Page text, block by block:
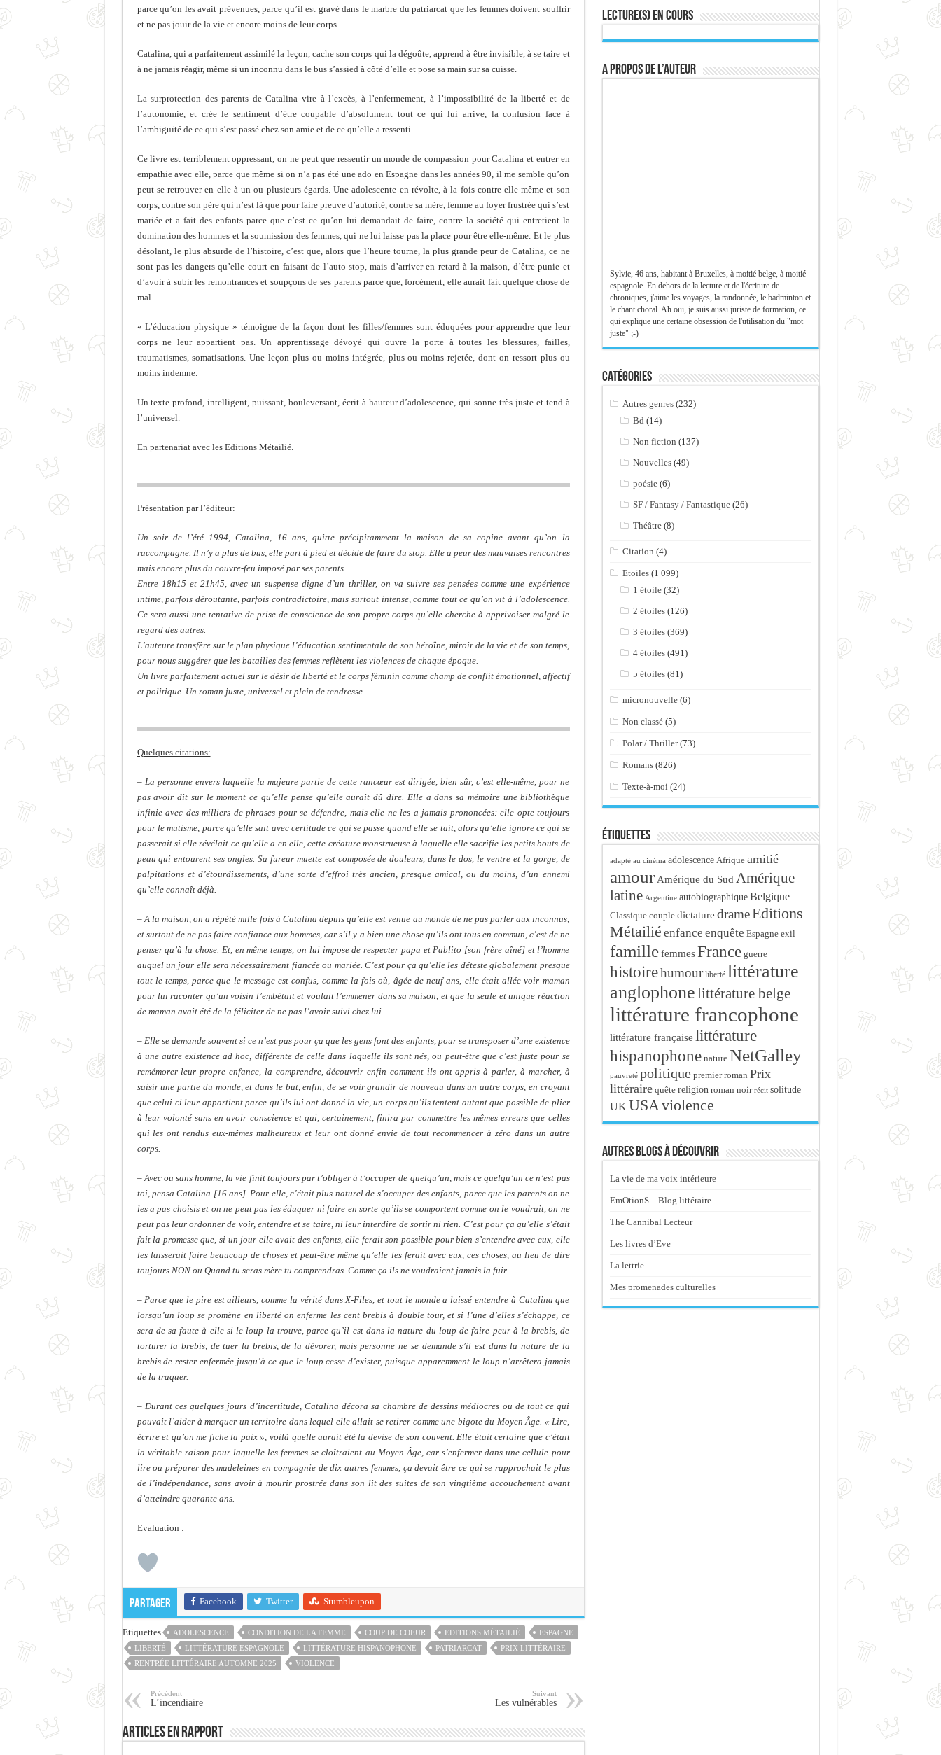
parce qu’on les avait prévenues, parce qu’il est gravé dans le marbre du patriarcat que les femmes doivent souffrir
et ne pas jouir de la vie et encore moins de leur corps.
Catalina, qui a parfaitement assimilé la leçon, cache son corps qui la dégoûte, apprend à être invisible, à se taire et
à ne jamais réagir, même si un inconnu dans le bus s’assied à côté d’elle et pose sa main sur sa cuisse.
La surprotection des parents de Catalina vire à l’excès, à l’enfermement, à l’impossibilité de la liberté et de
l’autonomie, et crée le sentiment d’être coupable d’absolument tout ce qui lui arrive, la confusion face à
l’ambiguïté de ce qui s’est passé chez son amie et de ce qu’elle a ressenti.
Ce livre est terriblement oppressant, on ne peut que ressentir un monde de compassion pour Catalina et entrer en
empathie avec elle, parce que même si on n’a pas été une ado en Espagne dans les années 90, il me semble qu’on
peut se retrouver en elle à un ou plusieurs égards. Une adolescente en révolte, à la fois contre elle-même et son
corps, contre son père qui n’est là que pour faire preuve d’autorité, contre sa mère, femme au foyer frustrée qui s’est
mariée et a fait des enfants parce que c’est ce qu’on lui demandait de faire, contre la société qui entretient la
domination des hommes et la soumission des femmes, qui ne lui laisse pas la place pour être elle-même. Et le plus
désolant, le plus absurde de l’histoire, c’est que, alors que l’heure tourne, la plus grande peur de Catalina, ce ne
sont pas les dangers qu’elle court en faisant de l’auto-stop, mais d’arriver en retard à la maison, d’être punie et
d’avoir à subir les remontrances et soupçons de ses parents parce que, forcément, elle aurait fait quelque chose de
mal.
« L’éducation physique » témoigne de la façon dont les filles/femmes sont éduquées pour apprendre que leur
corps ne leur appartient pas. Un apprentissage dévoyé qui ouvre la porte à toutes les blessures, failles,
traumatismes, somatisations. Une leçon plus ou moins intégrée, plus ou moins rejetée, dont on ressort plus ou
moins indemne.
Un texte profond, intelligent, puissant, bouleversant, écrit à hauteur d’adolescence, qui sonne très juste et tend à
l’universel.
En partenariat avec les Editions Métailié.
Présentation par l’éditeur:
Un soir de l’été 1994, Catalina, 16 ans, quitte précipitamment la maison de sa copine avant qu’on la
raccompagne. Il n’y a plus de bus, elle part à pied et décide de faire du stop. Elle a peur des mauvaises rencontres
mais encore plus du couvre-feu imposé par ses parents.
Entre 18h15 et 21h45, avec un suspense digne d’un thriller, on va suivre ses pensées comme une expérience
intime, parfois déroutante, parfois contradictoire, mais surtout intense, comme tout ce qu’on vit à l’adolescence.
Ce sera aussi une tentative de prise de conscience de son propre corps qu’elle cherche à apprivoiser malgré le
regard des autres.
L’auteure transfère sur le plan physique l’éducation sentimentale de son héroïne, miroir de la vie et de son temps,
pour nous suggérer que les batailles des femmes reflètent les violences de chaque époque.
Un livre parfaitement actuel sur le désir de liberté et le corps féminin comme champ de conflit émotionnel, affectif
et politique. Un roman juste, universel et plein de tendresse.
Quelques citations:
– La personne envers laquelle la majeure partie de cette rancœur est dirigée, bien sûr, c’est elle-même, pour ne
pas avoir dit sur le moment ce qu’elle pense qu’elle aurait dû dire. Elle a dans sa mémoire une bibliothèque
infinie avec des milliers de phrases pour se défendre, mais elle ne les a jamais prononcées: elle opte toujours
pour le mutisme, parce qu’elle sait avec certitude ce qui se passe quand elle se tait, alors qu’elle ignore ce qui se
passerait si elle révélait ce qu’elle a en elle, cette créature monstrueuse à laquelle elle sacrifie les petits bouts de
peau qui entourent ses ongles. Sa fureur muette est composée de douleurs, dans le dos, le ventre et la gorge, de
palpitations et d’étourdissements, d’une sorte d’effroi très ancien, presque amical, ou du moins, d’un ennemi
qu’elle connaît déjà.
– A la maison, on a répété mille fois à Catalina depuis qu’elle est venue au monde de ne pas parler aux inconnus,
et surtout de ne pas faire confiance aux hommes, car s’il y a bien une chose qu’ils ont tous en commun, c’est de ne
penser qu’à la chose. Et, en même temps, on lui impose de respecter papa et Pablito [son frère aîné] et l’homme
auquel un jour elle sera nécessairement fiancée ou mariée. C’est pour ça qu’elle les déteste globalement presque
tout le temps, parce que le message est confus, comme la fois où, âgée de neuf ans, elle était allée voir maman
pour lui raconter qu’un voisin l’embêtait et voulait l’emmener dans sa maison, et que la seule et unique réaction
de maman avait été de la féliciter de ne pas l’avoir suivi chez lui.
– Elle se demande souvent si ce n’est pas pour ça que les gens font des enfants, pour se transposer d’une existence
à une autre existence ad hoc, différente de celle dans laquelle ils sont nés, ou peut-être que c’est juste pour se
remémorer leur propre enfance, la comprendre, découvrir enfin comment ils ont appris à parler, à marcher, à
saisir une partie du monde,et dans le but, enfin, de se voir grandir de nouveau dans un autre corps, en croyant
que celui-ci leur appartient parce qu’ils lui ont donné la vie, un corps qu’ils tentent autant que possible de plier
à leur volonté sans en avoir conscience et qui, certainement, finira par commettre les mêmes erreurs que celles
qui les ont rendus eux-mêmes malheureux et leur ont donné envie de tout recommencer à zéro dans un autre
corps.
– Avec ou sans homme, la vie finit toujours par t’obliger à t’occuper de quelqu’un, mais ce quelqu’un ce n’est pas
toi, pensa Catalina [16 ans]. Pour elle, c’était plus naturel de s’occuper des enfants, parce que les parents on ne
les a pas choisis et on ne peut pas les éduquer ni faire en sorte qu’ils se comportent comme on le voudrait, on ne
peut pas leur ordonner de voir, entendre et se taire, ni leur interdire de sortir ni rien. C’est pour ça qu’elle s’était
fait la promesse que, si un jour elle avait des enfants, elle ferait son possible pour bien s’entendre avec eux, elle
les laisserait faire beaucoup de choses et peut-être même qu’elle les ferait avec eux, ces choses, au lieu de dire
toujours NON ou Quand tu seras mère tu comprendras. Comme ça ils ne voudraient jamais la fuir.
– Parce que le pire est ailleurs, comme la vérité dans X-Files, et tout le monde a laissé entendre à Catalina que
lorsqu’un loup se promène en liberté on enferme les cent brebis à double tour, et si l’une d’elles s’échappe, ce
sera de sa faute à elle si le loup la trouve, parce qu’il est dans la nature du loup de faire peur à la brebis, de
torturer la brebis, de tuer la brebis, de la dévorer, mais personne ne se demande s’il est dans la nature de la
brebis de rester enfermée jusqu’à ce que le loup cesse d’exister, puisque apparemment le loup n’arrêtera jamais
de la traquer.
– Durant ces quelques jours d’incertitude, Catalina décora sa chambre de dessins médiocres ou de tout ce qui
pouvait l’aider à marquer un territoire dans lequel elle allait se retirer comme une bigote du Moyen Âge. « Lire,
écrire et qu’on me fiche la paix », voilà quelle aurait été la devise de son couvent. Elle était certaine que c’était
la véritable raison pour laquelle les femmes se cloîtraient au Moyen Âge, car s’enfermer dans une cellule pour
lire ou préparer des madeleines en compagnie de dix autres femmes, ça devait être ce qui se rapprochait le plus
de l’indépendance, sans avoir à mourir prostrée dans son lit des suites de son vingtième accouchement avant
d’atteindre quarante ans.
Evaluation :
Partager Facebook Twitter Stumbleupon
Etiquettes ADOLESCENCE CONDITION DE LA FEMME COUP DE COEUR EDITIONS MÉTAILIÉ
ESPAGNE
LIBERTÉ
LITTÉRATURE ESPAGNOLE LITTÉRATURE HISPANOPHONE PATRIARCAT
PRIX LITTÉRAIRE
RENTRÉE LITTÉRAIRE AUTOMNE 2025
VIOLENCE
Précédent
L’incendiaire
Suivant
Les vulnérables
Articles en rapport
Lecture(s) en cours
A propos de l’auteur
Sylvie, 46 ans, habitant à Bruxelles, à moitié belge, à moitié
espagnole. En dehors de la lecture et de l'écriture de
chroniques, j'aime les voyages, la randonnée, le badminton et
le chant choral. Ah oui, je suis aussi juriste de formation, ce
qui explique une certaine obsession de l'utilisation du "mot
juste" ;-)
Catégories
Autres genres (232)
Bd (14)
Non fiction (137)
Nouvelles (49)
poésie (6)
SF / Fantasy / Fantastique (26)
Théâtre (8)
Citation (4)
Etoiles (1 099)
1 étoile (32)
2 étoiles (126)
3 étoiles (369)
4 étoiles (491)
5 étoiles (81)
micronouvelle (6)
Non classé (5)
Polar / Thriller(73)
Romans (826)
Texte-à-moi (24)
Étiquettes
adapté au cinéma adolescence Afrique amitié
amour Amérique du Sud Amérique
latine Argentine autobiographique Belgique
Classique couple dictature drameEditions
Métailié enfance enquête Espagne exil
famille femmes France guerre
histoirehumour liberté littérature
anglophonelittérature belge
littérature francophone
littérature française littérature
hispanophone nature NetGalley
pauvreté politique premier roman Prix
littéraire quête religion roman noir récit solitude
UK USA violence
Autres blogs à découvrir
La vie de ma voix intérieure
EmOtionS – Blog littéraire
The Cannibal Lecteur
Les livres d’Eve
La lettrie
Mes promenades culturelles